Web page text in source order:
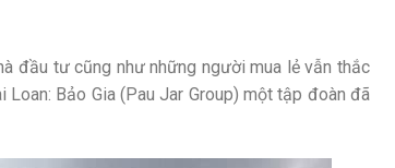
đầu tư cũng như những người mua lẻ vẫn thắc
Bảo Gia (Pau Jar Group) một tập đoàn đã